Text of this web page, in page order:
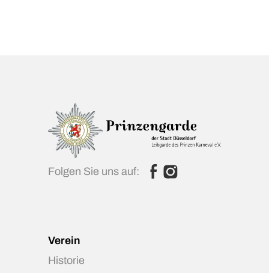
Folgen Sie uns auf:
Verein
Historie